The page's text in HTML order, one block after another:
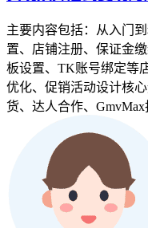
主要内容包括：从入门
置、店铺注册、保证金
板设置、TK账号绑定等
优化、促销活动设计核
货、达人合作、GmvMax